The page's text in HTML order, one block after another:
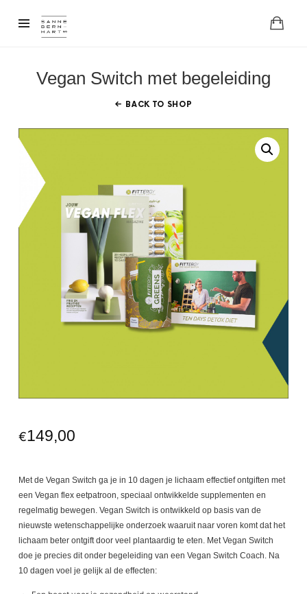
Vegan Switch met begeleiding
BACK TO SHOP
€149,00
Met de Vegan Switch ga je in 10 dagen je lichaam effectief ontgiften met
een Vegan flex eetpatroon, speciaal ontwikkelde supplementen en
regelmatig bewegen. Vegan Switch is ontwikkeld op basis van de
nieuwste wetenschappelijke onderzoek waaruit naar voren komt dat het
lichaam beter ontgift door veel plantaardig te eten. Met Vegan Switch
doe je precies dit onder begeleiding van een Vegan Switch Coach. Na
10 dagen voel je gelijk al de effecten: